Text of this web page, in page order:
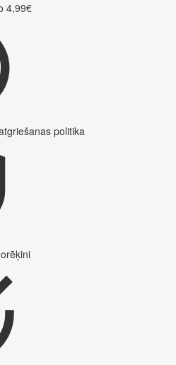
4,99€
politika